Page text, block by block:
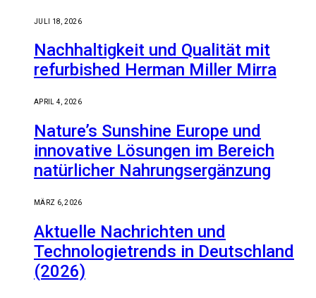
JULI 18, 2026
Nachhaltigkeit und Qualität mit
refurbished Herman Miller Mirra
APRIL 4, 2026
Nature’s Sunshine Europe und
innovative Lösungen im Bereich
natürlicher Nahrungsergänzung
MÄRZ 6, 2026
Aktuelle Nachrichten und
Technologietrends in Deutschland
(2026)